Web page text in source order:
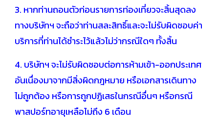
3. หากท่านถอนตัวก่อนรายการท่องเที่ยวจะสิ้นสุดลง
ทางบริษัทฯ จะถือว่าท่านสละสิทธิ์และจะไม่รับผิดชอบค่า
บริการที่ท่านได้ชำระไว้แล้วไม่ว่ากรณีใดๆ ทั้งสิ้น
4. บริษัทฯ จะไม่รับผิดชอบต่อการห้ามเข้า-ออกประเทศ
อันเนื่องมาจากมีสิ่งผิดกฎหมาย หรือเอกสารเดินทาง
ไม่ถูกต้อง หรือการถูกปฏิเสธในกรณีอื่นๆ หรือกรณี
พาสปอร์ทอายุเหลือไม่ถึง 6 เดือน